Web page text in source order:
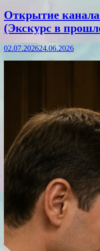
Открытие
(Экскурс в
02.07.202624.06.2026